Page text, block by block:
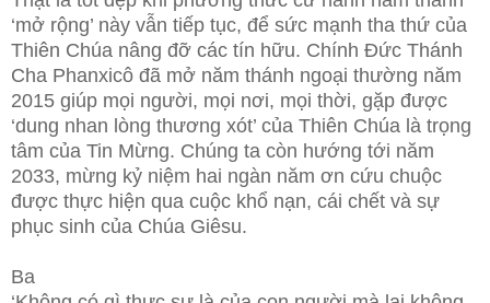
‘mở rộng’ này vẫn tiếp tục, để sức mạnh tha thứ của
Thiên Chúa nâng đỡ các tín hữu. Chính Đức Thánh
Cha Phanxicô đã mở năm thánh ngoại thường năm
2015 giúp mọi người, mọi nơi, mọi thời, gặp được
‘dung nhan lòng thương xót’ của Thiên Chúa là trọng
tâm của Tin Mừng. Chúng ta còn hướng tới năm
2033, mừng kỷ niệm hai ngàn năm ơn cứu chuộc
được thực hiện qua cuộc khổ nạn, cái chết và sự
phục sinh của Chúa Giêsu.
Ba